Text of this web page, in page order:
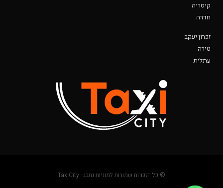
קיסריה
חדרה
זכרון יעקב
טירה
עתלית
© כל הזכויות שמורות למוניות נתבג - TaxiCity